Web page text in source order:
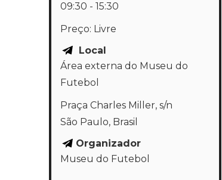
09:30 - 15:30
Preço: Livre
Local
Área externa do Museu do
Futebol
Praça Charles Miller, s/n
São Paulo, Brasil
Organizador
Museu do Futebol